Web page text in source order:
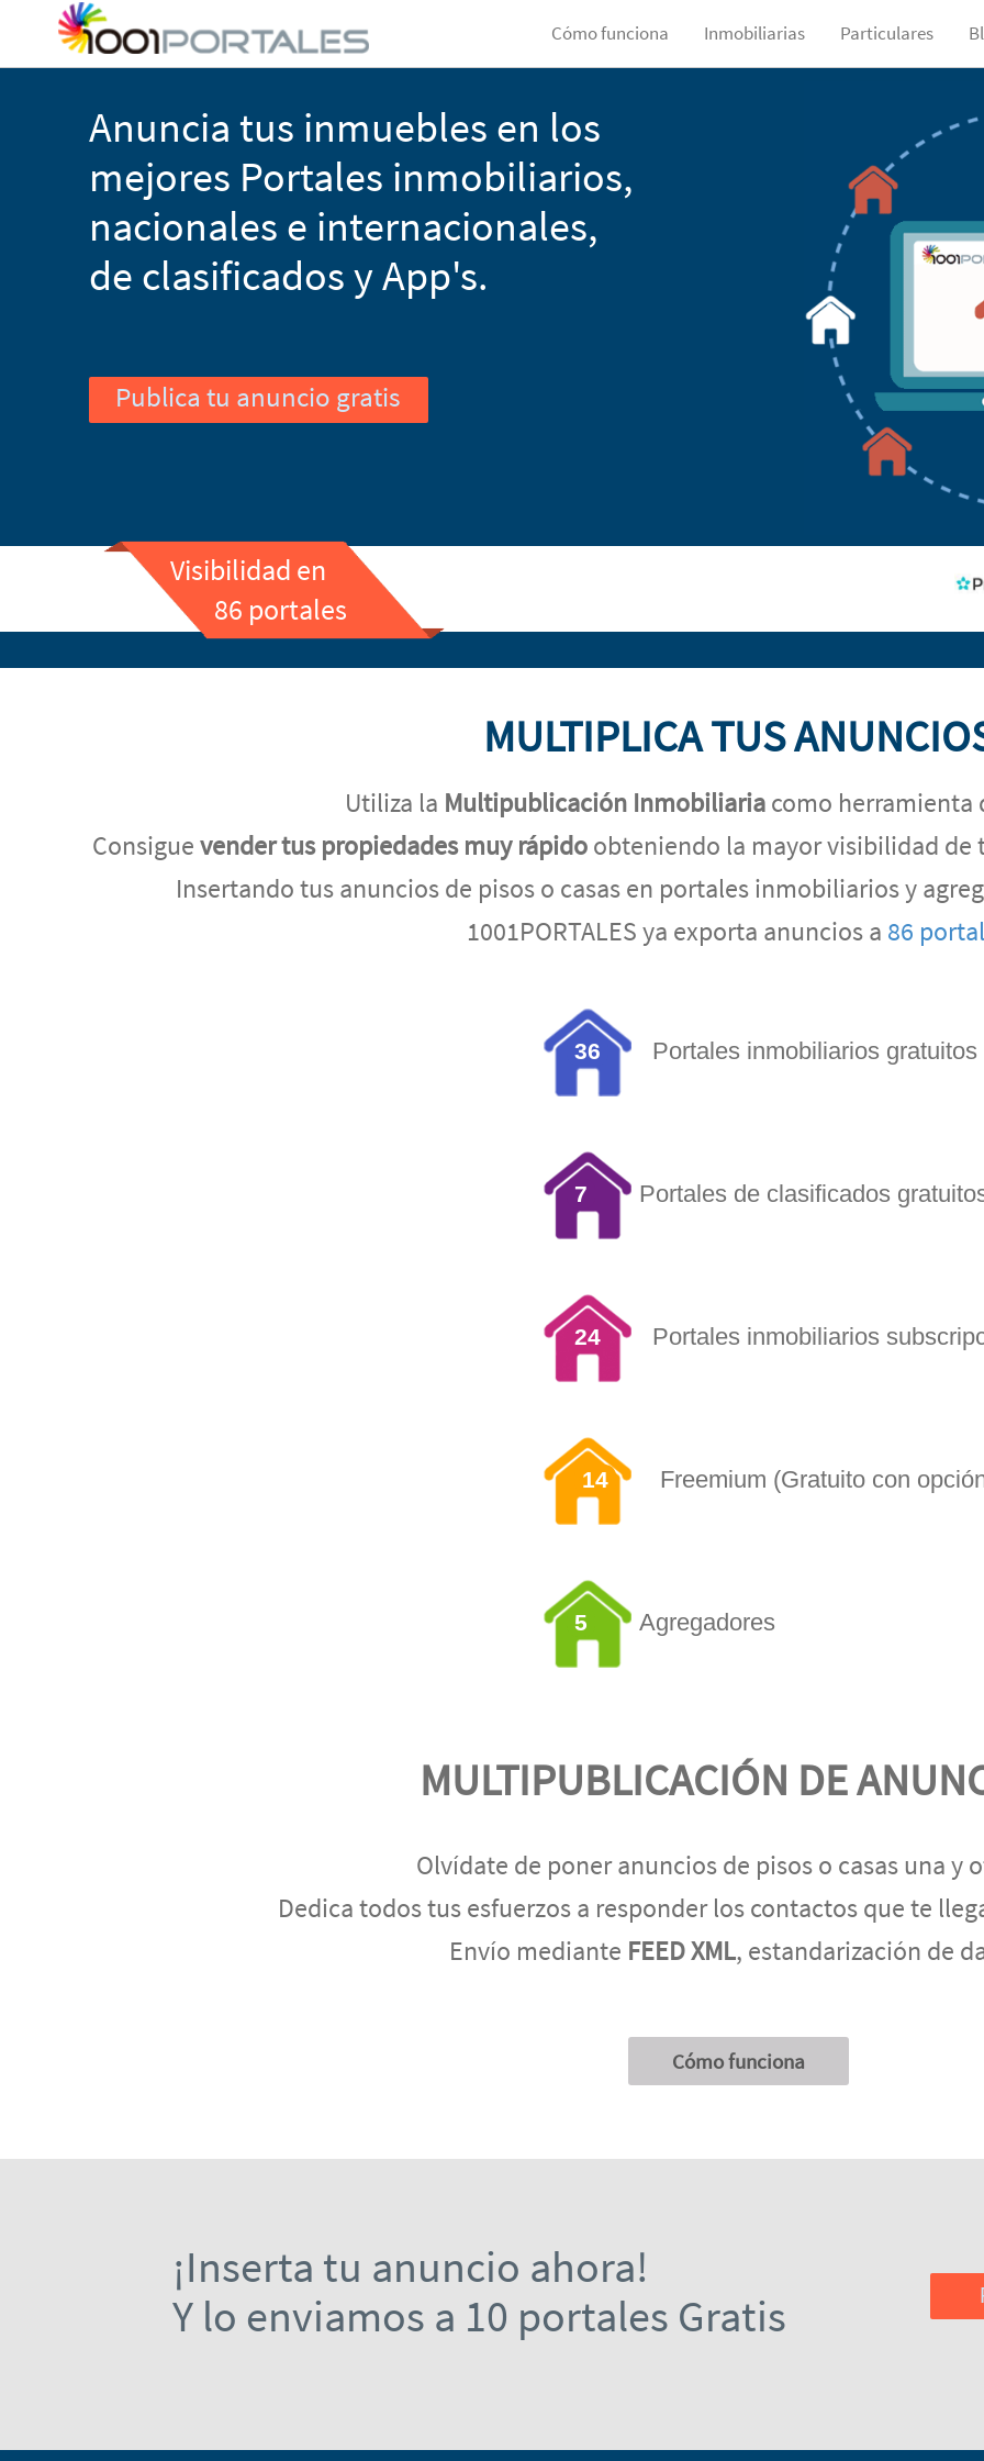
Cómo funciona Inmobiliarias Particulares
Anuncia tus inmuebles en los
mejores Portales inmobiliarios,
nacionales e internacionales,
de clasificados y App's.
Publica tu anuncio gratis
Visibilidad en
86 portales
MULTIPLICA TUS
Utiliza la Multipublicación Inmobiliariacomo herramienta
Consiguevender tus propiedades muy rápidoobteniendo la mayor visibilidad de
Insertando tus anuncios de pisos o casas en portales inmobiliarios y
1001PORTALES ya exporta anuncios a 86
36 Portales inmobiliarios gratuitos
7 Portales de clasificados
24 Portales inmobiliarios
14 Freemium (Gratuito con
5 Agregadores
MULTIPUBLICACIÓN DE
Olvídate de poner anuncios de pisos o casas una y
Dedica todos tus esfuerzos a responder los contactos que te
Envío mediante FEED XML, estandarización de
Cómo funciona
¡Inserta tu anuncio ahora!
Y lo enviamos a 10 portales Gratis